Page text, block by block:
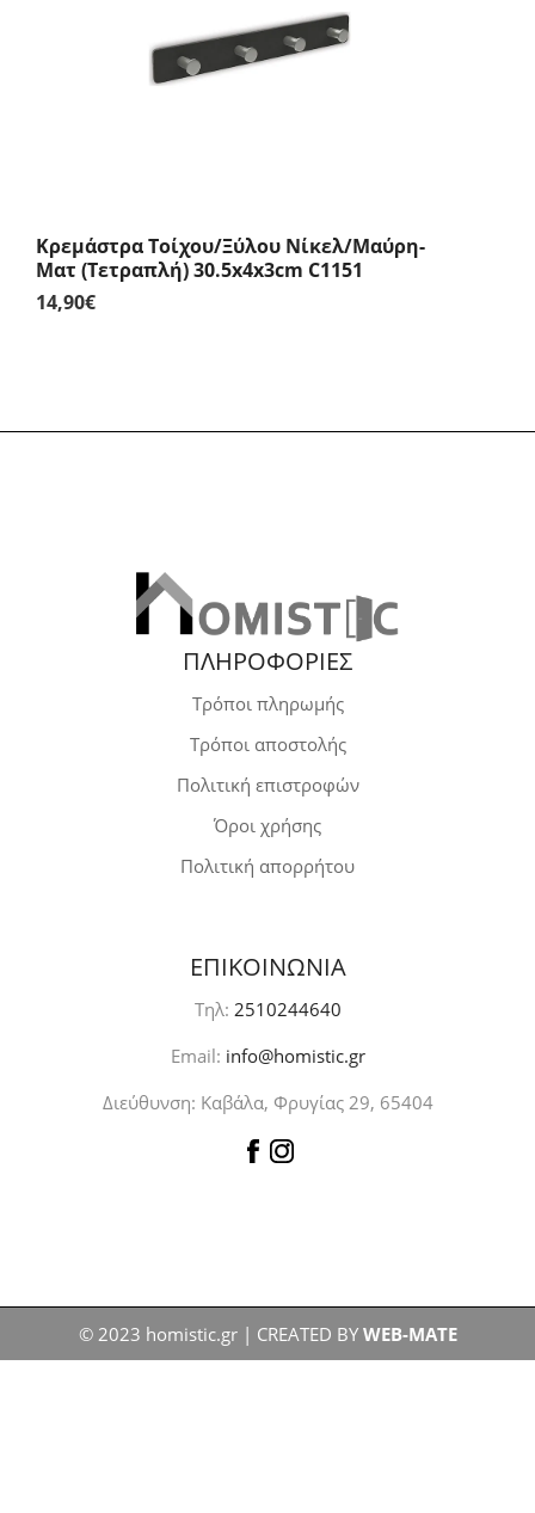
Κρεμάστρα Τοίχου/Ξύλου Νίκελ/Μαύρη-
Ματ (Τετραπλή) 30.5x4x3cm C1151
14,90€
ΠΛΗΡΟΦΟΡΙΕΣ
Τρόποι πληρωμής
Τρόποι αποστολής
Πολιτική επιστροφών
Όροι χρήσης
Πολιτική απορρήτου
ΕΠΙΚΟΙΝΩΝΙΑ
Τηλ: 2510244640
Email: info@homistic.gr
Διεύθυνση: Καβάλα, Φρυγίας 29, 65404
© 2023 homistic.gr | CREATED BY WEB-MATE